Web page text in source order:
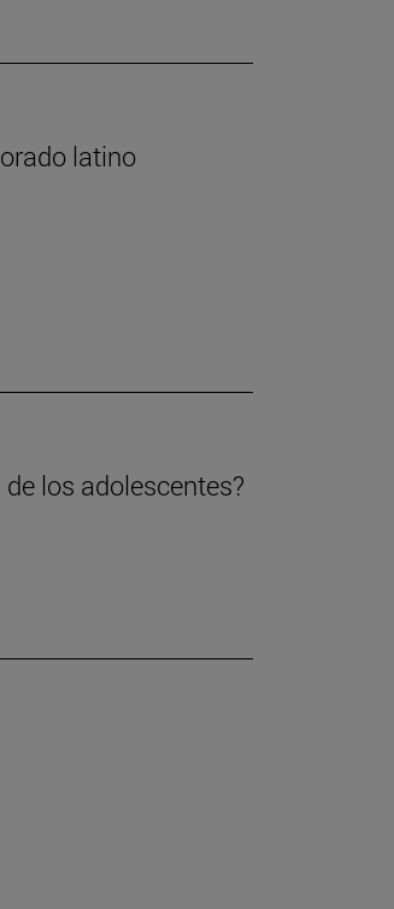
latino
los adolescentes?